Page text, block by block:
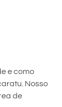
e como
Nosso
de